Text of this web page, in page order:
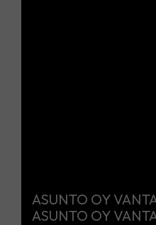
ASUNTO OY
ASUNTO OY